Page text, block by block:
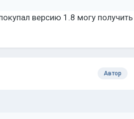
версию 1.8 могу получить
Автор